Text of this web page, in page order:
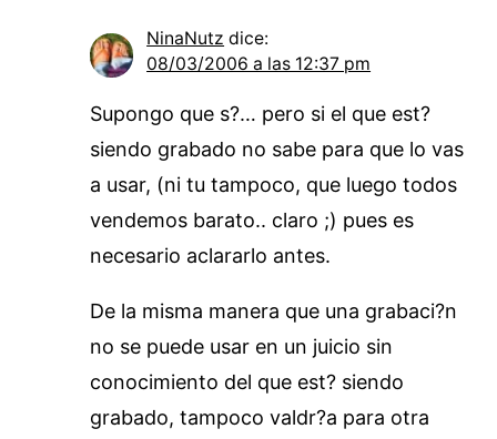
NinaNutz dice:
08/03/2006 a las 12:37 pm
Supongo que s?… pero si el que est?
siendo grabado no sabe para que lo vas
a usar, (ni tu tampoco, que luego todos
vendemos barato.. claro ;) pues es
necesario aclararlo antes.
De la misma manera que una grabaci?n
no se puede usar en un juicio sin
conocimiento del que est? siendo
grabado, tampoco valdr?a para otra